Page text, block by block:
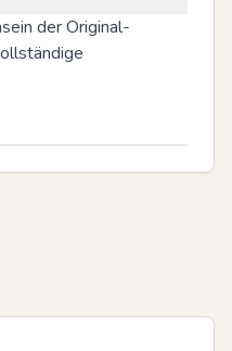
der Original-